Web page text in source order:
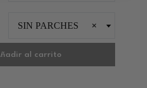
×
SIN PARCHES
al carrito